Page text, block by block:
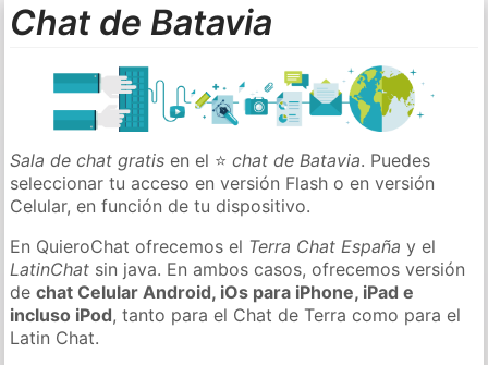
Chat de Batavia
Sala de chat gratis en el ⭐chat de Batavia. Puedes
seleccionar tu acceso en versión Flash o en versión
Celular, en función de tu dispositivo.
En QuieroChat ofrecemos el Terra Chat España y el
LatinChat sin java. En ambos casos, ofrecemos versión
dechat Celular Android, iOs para iPhone, iPad e
incluso iPod, tanto para el Chat de Terra como para el
Latin Chat.